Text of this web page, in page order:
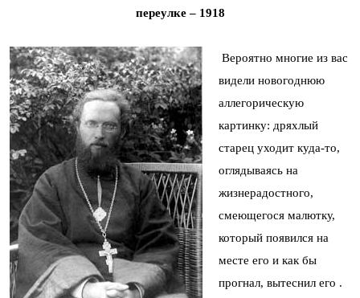
переулке – 1918
Вероятно многие из вас
видели новогоднюю
аллегорическую
картинку: дряхлый
старец уходит куда-то,
оглядываясь на
жизнерадостного,
смеющегося малютку,
который появился на
месте его и как бы
прогнал, вытеснил его .